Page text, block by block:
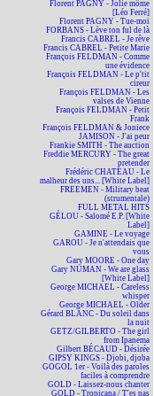
Florent PAGNY - Jolie môme
[Léo Ferré]
Florent PAGNY - Tue-moi
FORBANS - Lève ton ful de là
Francis CABREL - Je rêve
Francis CABREL - Petite Marie
François FELDMAN - Comme
une évidence
François FELDMAN - Le p'tit
cireur
François FELDMAN - Les
valses de Vienne
François FELDMAN - Petit
Frank
François FELDMAN & Joniece
JAMISON - J'ai peur
Frankie SMITH - The auction
Freddie MERCURY - The great
pretender
Frédéric CHATEAU - Le
malheur des uns... [White Label]
FREEMEN - Military beat
(strumentale)
FULL METAL HITS
GÉLOU - Salomé E.P. [White
Label]
GAMINE - Le voyage
GAROU - Je n'attendais que
vous
Gary MOORE - One day
Gary NUMAN - We are glass
[White Label]
George MICHAEL - Careless
whisper
George MICHAEL - Older
Gérard BLANC - Du soleil dans
la nuit
GETZ/GILBERTO - The girl
from Ipanema
Gilbert BÉCAUD - Désirée
GIPSY KINGS - Djobi, djoba
GOGOL 1er - Voilà des paroles
faciles à comprendre
GOLD - Laissez-nous chanter
GOLD - Tropicana / T'es pas